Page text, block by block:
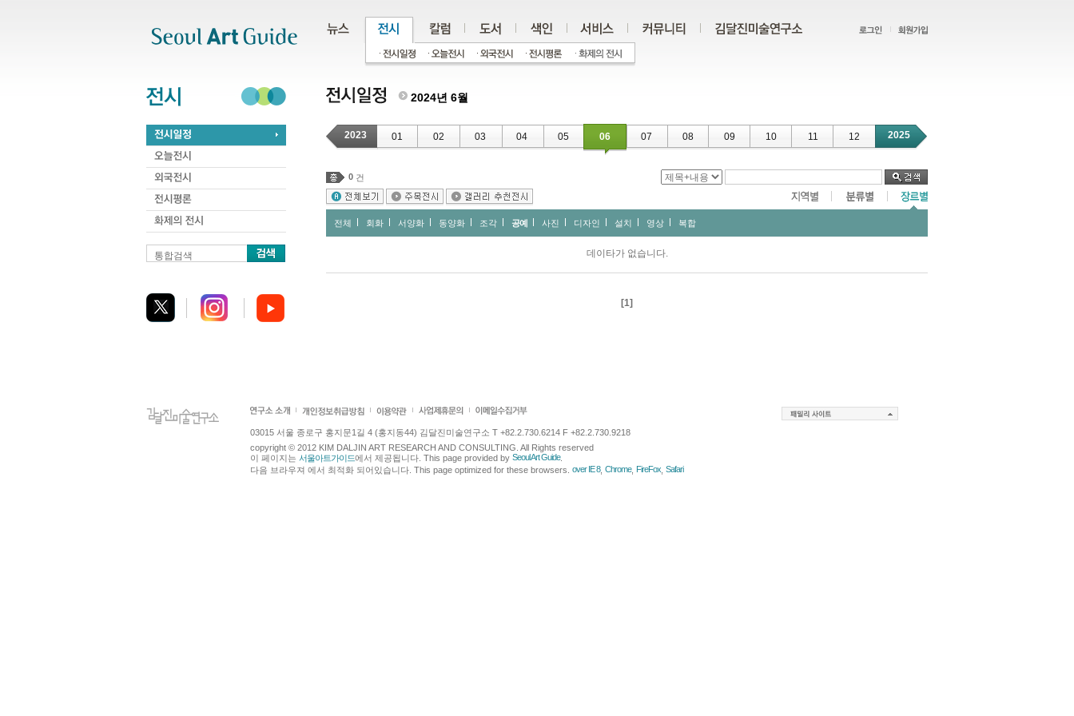
통합검색
2024년 6월
2023 01 02 03 04 05 06 07 08 09 10 11 12 2025
0 건
전체 회화 서양화 동양화 조각 공예 사진 디자인 설치 영상 복합
데이타가 없습니다.
[1]
03015 서울 종로구 홍지문1길 4 (홍지동44) 김달진미술연구소 T +82.2.730.6214 F +82.2.730.9218
copyright © 2012 KIM DALJIN ART RESEARCH AND CONSULTING. All Rights reserved
이 페이지는 서울아트가이드에서 제공됩니다. This page provided by Seoul Art Guide.
다음 브라우져 에서 최적화 되어있습니다. This page optimized for these browsers. over IE 8, Chrome, FireFox Safari